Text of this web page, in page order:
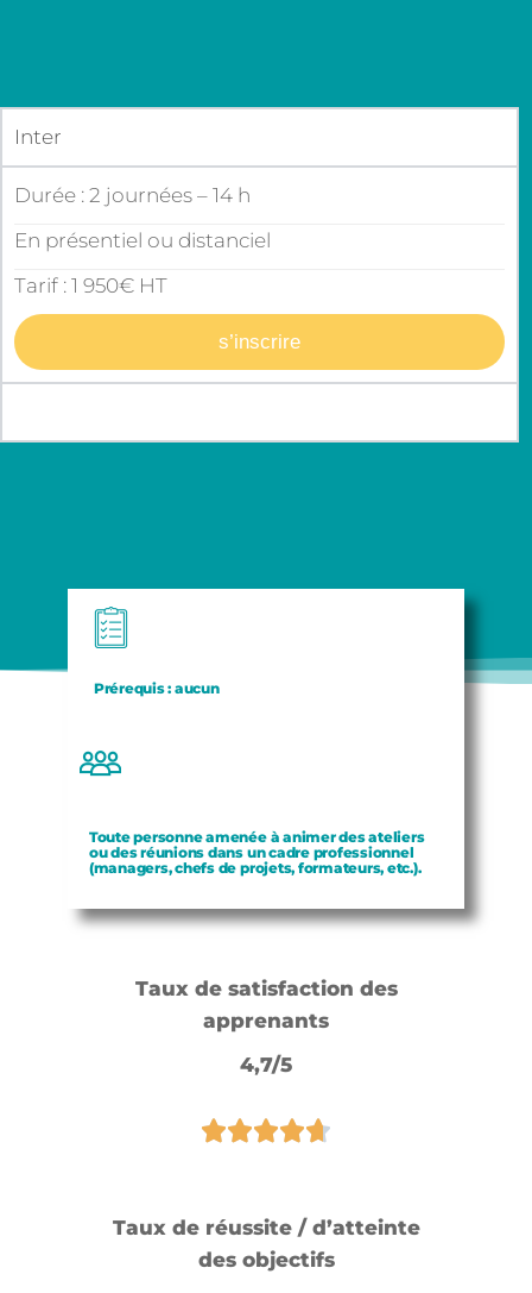
Inter
Durée : 2 journées – 14 h
En présentiel ou distanciel
Tarif : 1 950€ HT
s’inscrire
Prérequis : aucun
Toute personne amenée à animer des ateliers
ou des réunions dans un cadre professionnel
(managers, chefs de projets, formateurs, etc.).
Taux de satisfaction des
apprenants
4,7/5
Taux de réussite / d’atteinte
des objectifs